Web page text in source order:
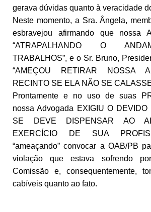
gerava dúvidas quanto à veracidade
Neste momento, a Sra. Ângela,
esbravejou afirmando que nossa
“ATRAPALHANDO O
TRABALHOS”, e o Sr. Bruno,
“AMEÇOU RETIRAR NOSSA
RECINTO SE ELA NÃO SE
Prontamente e no uso de suas
nossa Advogada EXIGIU O DEVIDO
SE DEVE DISPENSAR AO
EXERCÍCIO DE SUA
“ameaçando” convocar a OAB/PB
violação que estava sofrendo
Comissão e, consequentemente,
cabíveis quanto ao fato.